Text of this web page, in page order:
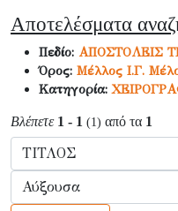
Αποτελέσματα
Πεδίο: ΑΠΟΣΤΟΛΕΙΣ
Όρος: Μέλλος Ι.Γ.
Κατηγορία:
Βλέπετε 1 - 1 (1) από τα 1